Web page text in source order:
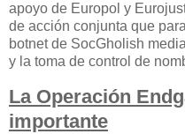
apoyo de Europol y
de acción conjunta que
botnet de SocGholish
y la toma de control de
La Operación
importante